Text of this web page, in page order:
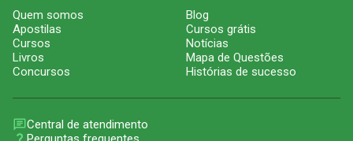
Quem somos
Apostilas
Cursos
Livros
Concursos
Blog
Cursos grátis
Notícias
Mapa de Questões
Histórias de sucesso
Central de atendimento